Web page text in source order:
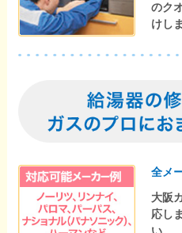
のク
けし
全メ
大阪
応し